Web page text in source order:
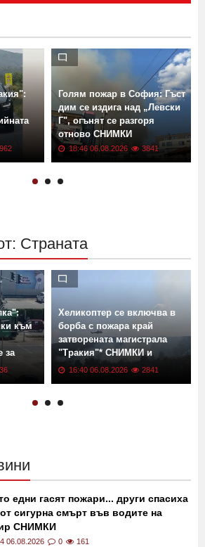
Голям пожар в София: Гъст
дим се издига над „Левски
Г", огънят се разгоря
отново СНИМКИ
18:46 06.08.2026 3841
Страната
към
за
Хеликоптер се включва в
борба с пожара край
затворената магистрала
"Тракия"* СНИМКИ и
ВИДЕО
16:40 06.08.2026 2841
едни гасят пожари... други спасиха
сигурна смърт във водите на
СНИМКИ
06.08.2026 0 161